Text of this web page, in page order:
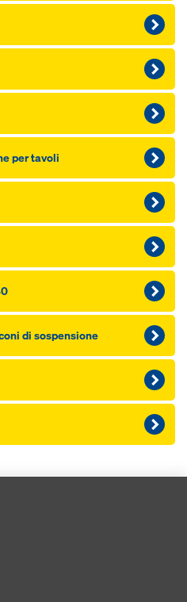
per tavoli
di sospensione